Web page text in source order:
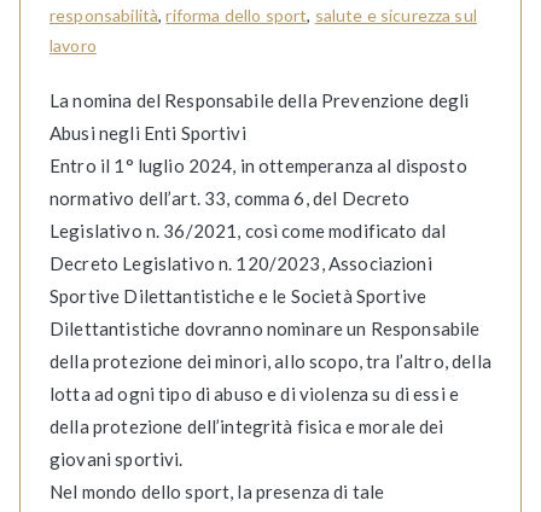
responsabilità,riforma dello sport, salute e sicurezza sul
lavoro
La nomina del Responsabile della Prevenzione degli
Abusi negli Enti Sportivi
Entro il 1° luglio 2024, in ottemperanza al disposto
normativo dell’art. 33, comma 6, del Decreto
Legislativo n. 36/2021, così come modificato dal
Decreto Legislativo n. 120/2023, Associazioni
Sportive Dilettantistiche e le Società Sportive
Dilettantistiche dovranno nominare un Responsabile
della protezione dei minori, allo scopo, tra l’altro, della
lotta ad ogni tipo di abuso e di violenza su di essi e
della protezione dell’integrità fisica e morale dei
giovani sportivi.
Nel mondo dello sport, la presenza di tale